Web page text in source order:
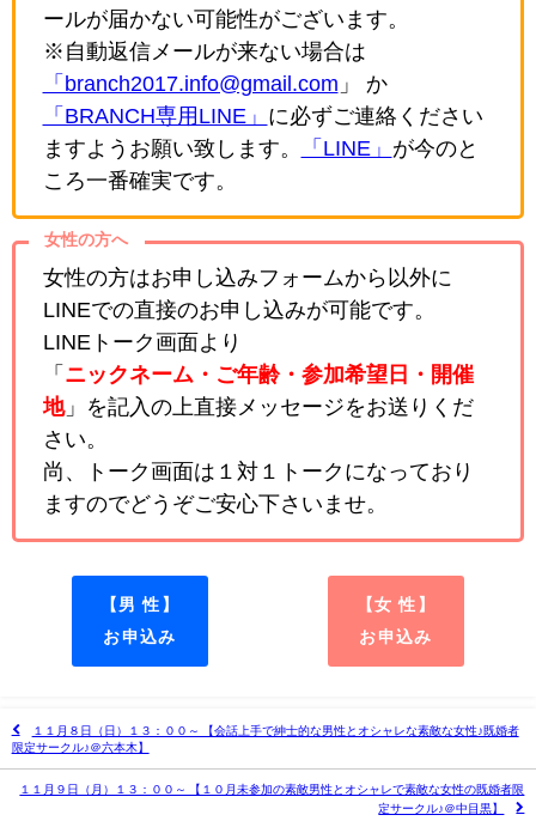
ールが届かない可能性がございます。
※自動返信メールが来ない場合は
「branch2017.info@gmail.com 」 か
「BRANCH専用LINE」 に必ずご連絡ください
ますようお願い致します。
「LINE」 が今のと
ころ一番確実です。
女性の方へ
女性の方はお申し込みフォームから以外に
LINEでの直接のお申し込みが可能です。
LINEトーク画面より
「 ニックネーム・ご年齢・参加希望日・開催
地」を記入の上直接メッセージをお送りくだ
さい。
尚、トーク画面は１対１トークになっており
ますのでどうぞご安心下さいませ。
【男 性】
お申込み
【女 性】
お申込み
１１月８日（日）１３：００～ 【会話上手で紳士的な男性とオシャレな素敵な女性♪既婚者
限定サークル♪＠六本木】
１１月９日（月）１３：００～ 【１０月未参加の素敵男性とオシャレで素敵な女性の既婚者限
定サークル♪＠中目黒】